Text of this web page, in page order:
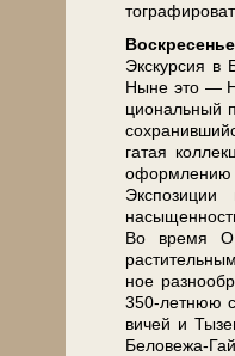
Вос­кре­се­нье
Экс­кур­сия
Ныне это —
ци­о­наль­ный
га­тая
оформлению
Во вре­мя
ное
350-летнюю
ви­чей и
Беловежа-